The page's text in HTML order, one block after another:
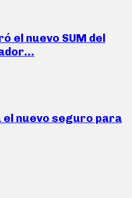
el nuevo SUM del
el nuevo seguro para